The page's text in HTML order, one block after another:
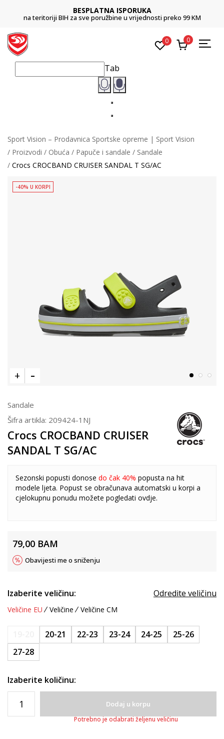
BESPLATNA ISPORUKA
na teritoriji BIH za sve poružbine u vrijednosti preko 99 KM
0 0
Tab
Sport Vision – Prodavnica Sportske opreme | Sport Vision
Proizvodi
Obuća Papuče i sandale
Sandale
Crocs CROCBAND CRUISER SANDAL T SG/AC
-40% U KORPI
Sandale
Šifra artikla: 209424-1NJ
Crocs CROCBAND CRUISER
SANDAL T SG/AC
Sezonski popusti donose do čak 40% popusta na hit
modele ljeta. Popust se obračunava automatski u korpi a
cjelokupnu ponudu možete pogledati ovdje.
79,00 BAM
Obavijesti me o sniženju
Izaberite veličinu: Odredite veličinu
Veličine EU Veličine Veličine CM
20-21 22-23 23-24 24-25
25-26
27-28
Izaberite količinu:
Dodaj u korpu
Potrebno je odabrati željenu veličinu